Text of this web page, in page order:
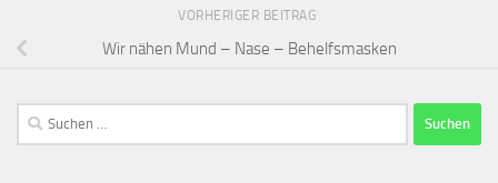
VORHERIGER BEITRAG
Wir nähen Mund – Nase – Behelfsmasken
Suchen
nach: